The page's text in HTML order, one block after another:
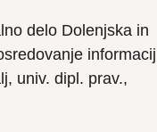
delo Dolenjska in
informacij
univ. dipl. prav.,